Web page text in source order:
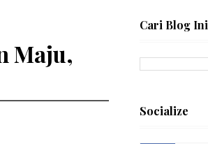
Maju,
Cari Blog Ini
Socialize